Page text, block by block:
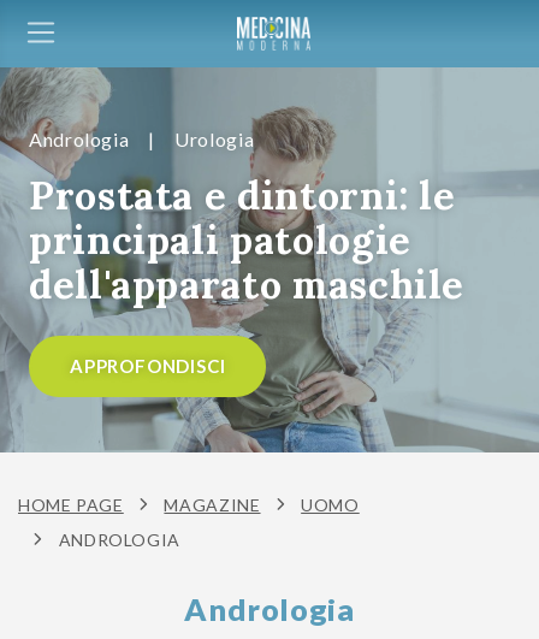
Andrologia | Urologia
Prostata e dintorni: le
principali patologie
dell'apparato maschile
APPROFONDISCI
HOME PAGE MAGAZINE
UOMO
ANDROLOGIA
Andrologia